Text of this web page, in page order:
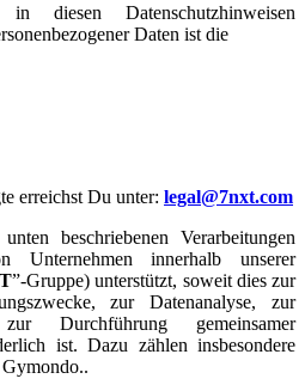
diesen Datenschutzhinweisen
Daten ist die
erreichst Du unter: legal@7nxt.com
beschriebenen Verarbeitungen
innerhalb unserer
”-Gruppe) unterstützt, soweit dies zur
zur Datenanalyse, zur
Durchführung gemeinsamer
ist. Dazu zählen insbesondere